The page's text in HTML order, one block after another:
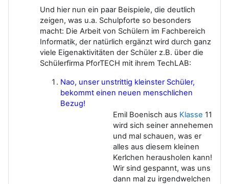
Und hier nun ein paar Beispiele, die deutlich
zeigen, was u.a. Schulpforte so besonders
macht: Die Arbeit von Schülern im Fachbereich
Informatik, der natürlich ergänzt wird durch ganz
viele Eigenaktivitäten der Schüler z.B. über die
Schülerfirma PforTECH mit ihrem TechLAB:
Nao, unser unstrittig kleinster Schüler,
bekommt einen neuen menschlichen
Bezug!
Emil Boenisch aus Klasse 11
wird sich seiner annehemen
und mal schauen, was er
alles aus diesem kleinen
Kerlchen herausholen kann!
Wir sind gespannt, was uns
dann mal zu irgendwelchen